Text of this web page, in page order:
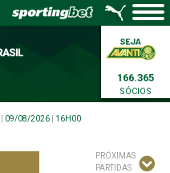
166.365
SÓCIOS
09/08/2026
16H00
PRÓXIMAS
PARTIDAS